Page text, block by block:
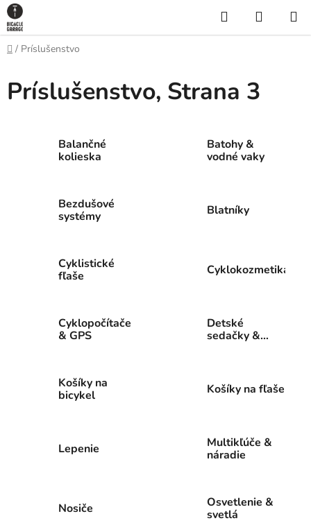
Prejsť
na
obsah
Hľadať
KOŠÍK
Domov
/ Príslušenstvo
Príslušenstvo, Strana 3
Balančné
kolieska
Batohy &
vodné vaky
Bezdušové
systémy
Blatníky
Cyklistické
fľaše
Cyklokozmetika
Cyklopočítače
& GPS
Detské
sedačky &
Košíky na
bicykel
Košíky na fľaše
Lepenie
Multikľúče &
náradie
Nosiče
Osvetlenie &
svetlá